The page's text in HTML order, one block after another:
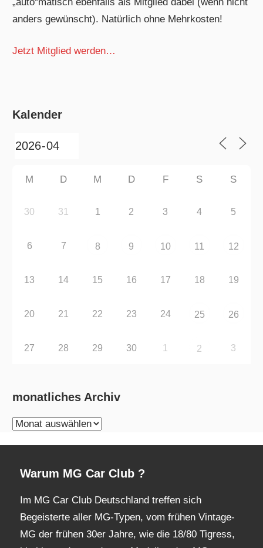
anders gewünscht). Natürlich ohne Mehrkosten!
Jetzt Mitglied werden…
Kalender
M D M D F S S
30 31 1 2 3 4 5
6 7 8 9 10 11 12
13 14 15 16 17 18 19
20 21 22 23 24 25 26
27 28 29 30 1 2 3
monatliches Archiv
monatliches
Warum MG Car Club ?
Im MG Car Club Deutschland treffen sich
Begeisterte aller MG-Typen, vom frühen Vintage-
MG der frühen 30er Jahre, wie die 18/80 Tigress,